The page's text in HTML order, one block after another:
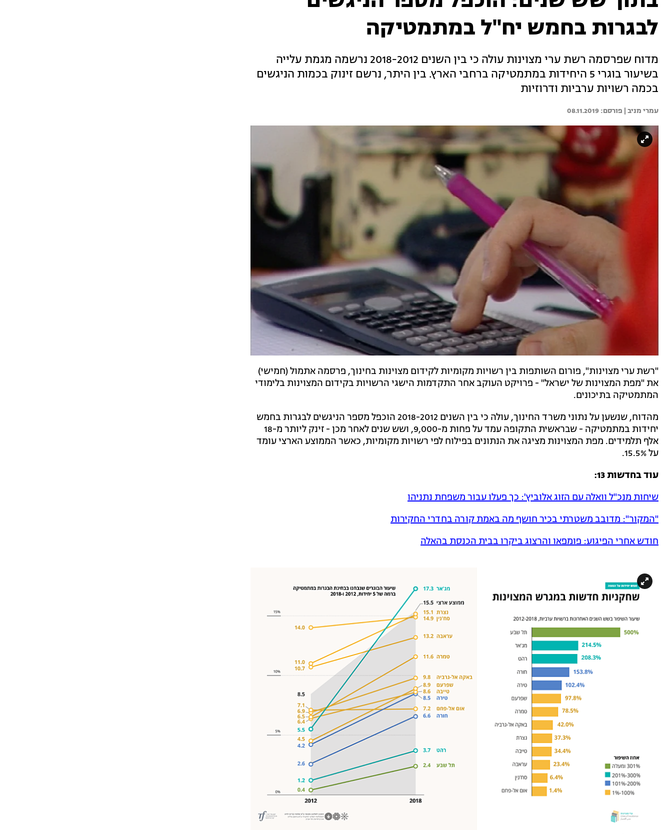
לבגרות בחמש יח"ל במתמטיקה
מדוח שפרסמה רשת ערי מצוינות עולה כי בין השנים 2018-2012 נרשמה מגמת עלייה
בשיעור בוגרי 5 היחידות במתמטיקה ברחבי הארץ. בין היתר, נרשם זינוק בכמות הניגשים
בכמה רשויות ערביות ודרוזיות
עמרי מניב | 08.11.2019
"רשת ערי מצוינות", פורום השותפות בין רשויות מקומיות לקידום מצוינות בחינוך, פרסמה אתמול (חמישי)
את "מפת המצוינות של ישראל" - פרויקט העוקב אחר התקדמות הישגי הרשויות בקידום המצוינות בלימודי
המתמטיקה בתיכונים.
מהדוח, שנשען על נתוני משרד החינוך, עולה כי בין השנים 2018-2012 הוכפל מספר הניגשים לבגרות בחמש
יחידות במתמטיקה - שבראשית התקופה עמד על פחות מ-9,000, ושש שנים לאחר מכן - זינק ליותר מ-18
אלף תלמידים. מפת המצוינות מציגה את הנתונים בפילוח לפי רשויות מקומיות, כאשר הממוצע הארצי עומד
על 15.5%.
עוד בחדשות 13:
שיחות מנכ"ל וואלה עם הזוג אלוביץ': כך פעלו עבור משפחת נתניהו
"המקור": מדובב משטרתי בכיר חושף מה באמת קורה בחדרי החקירות
חודש אחרי הפיגוע: פומפאו והרצוג ביקרו בבית הכנסת בהאלה